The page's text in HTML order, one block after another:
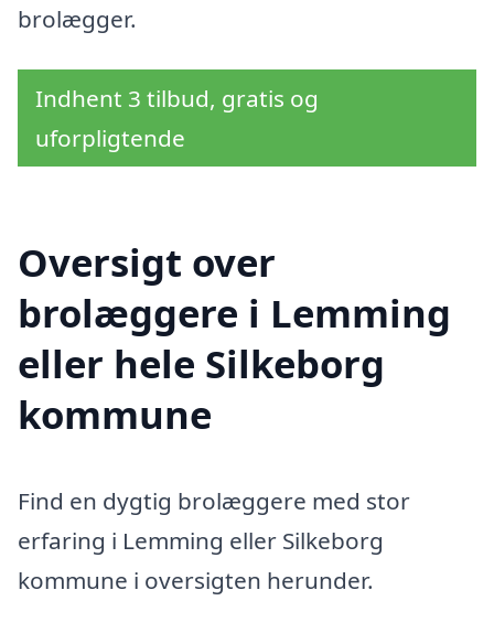
brolægger.
Indhent 3 tilbud, gratis og
uforpligtende
Oversigt over
brolæggere i Lemming
eller hele Silkeborg
kommune
Find en dygtig brolæggere med stor
erfaring i Lemming eller Silkeborg
kommune i oversigten herunder.